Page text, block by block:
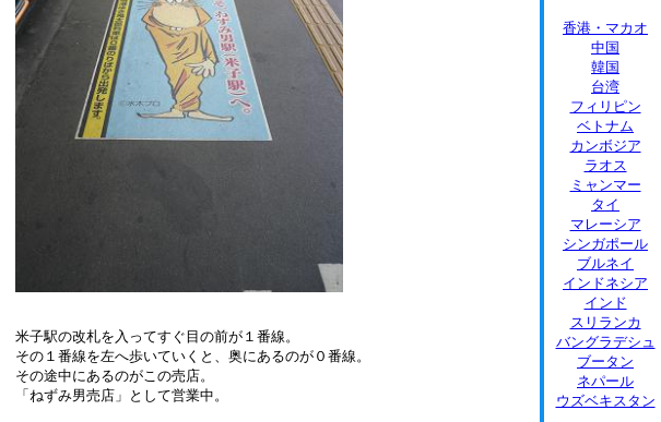
米子駅の改札を入ってすぐ目の前が１番線。
その１番線を左へ歩いていくと、奥にあるのが０番線。
その途中にあるのがこの売店。
「ねずみ男売店」として営業中。
香港・マカオ
中国
韓国
台湾
フィリピン
ベトナム
カンボジア
ラオス
ミャンマー
タイ
マレーシア
シンガポール
ブルネイ
インドネシア
インド
スリランカ
バングラデシュ
ブータン
ネパール
ウズベキスタン